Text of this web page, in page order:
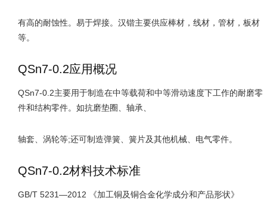
有高的耐蚀性。易于焊接。汉锴主要供应棒材，线材，管材，板材
等。
QSn7-0.2应用概况
QSn7-0.2主要用于制造在中等载荷和中等滑动速度下工作的耐磨零
件和结构零件。如抗磨垫圈、轴承、
轴套、涡轮等;还可制造弹簧、簧片及其他机械、电气零件。
QSn7-0.2材料技术标准
GB/T 5231—2012 《加工铜及铜合金化学成分和产品形状》